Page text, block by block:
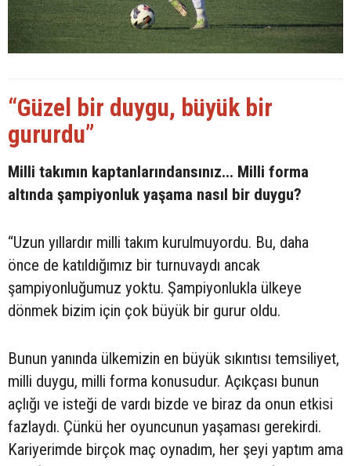
“Güzel bir duygu, büyük bir
gururdu”
Milli takımın kaptanlarındansınız... Milli forma
altında şampiyonluk yaşama nasıl bir duygu?
“Uzun yıllardır milli takım kurulmuyordu. Bu, daha
önce de katıldığımız bir turnuvaydı ancak
şampiyonluğumuz yoktu. Şampiyonlukla ülkeye
dönmek bizim için çok büyük bir gurur oldu.
Bunun yanında ülkemizin en büyük sıkıntısı temsiliyet,
milli duygu, milli forma konusudur. Açıkçası bunun
açlığı ve isteği de vardı bizde ve biraz da onun etkisi
fazlaydı. Çünkü her oyuncunun yaşaması gerekirdi.
Kariyerimde birçok maç oynadım, her şeyi yaptım ama